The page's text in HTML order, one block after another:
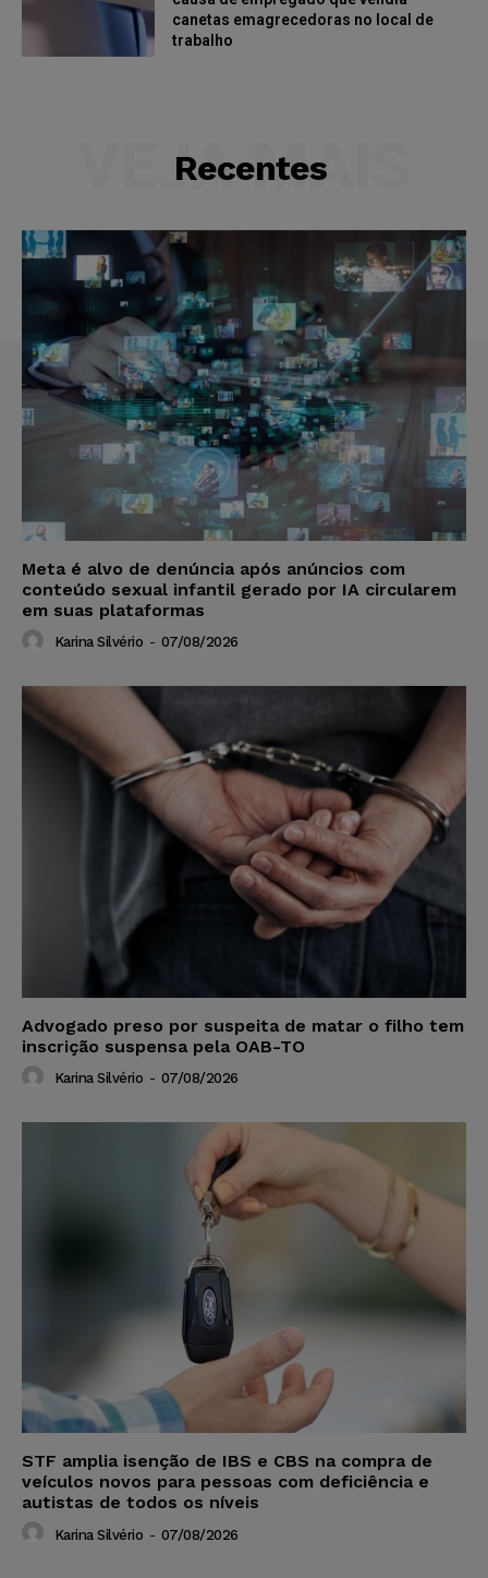
canetas emagrecedoras no local de
trabalho
Recentes
VEJA MAIS
Meta é alvo de denúncia após anúncios com
conteúdo sexual infantil gerado por IA circularem
em suas plataformas
Karina Silvério - 07/08/2026
Advogado preso por suspeita de matar o filho tem
inscrição suspensa pela OAB-TO
Karina Silvério - 07/08/2026
STF amplia isenção de IBS e CBS na compra de
veículos novos para pessoas com deficiência e
autistas de todos os níveis
Karina Silvério - 07/08/2026